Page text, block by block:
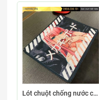
Lót chuột chống nước cỡ nhỏ 26x21cm dày 3mm S-107-26X21 (ZEROTWO-01)